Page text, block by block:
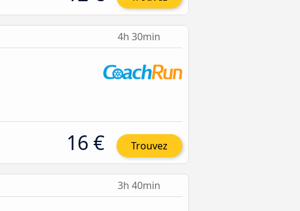
4h 30min
16 € Trouvez
3h 40min